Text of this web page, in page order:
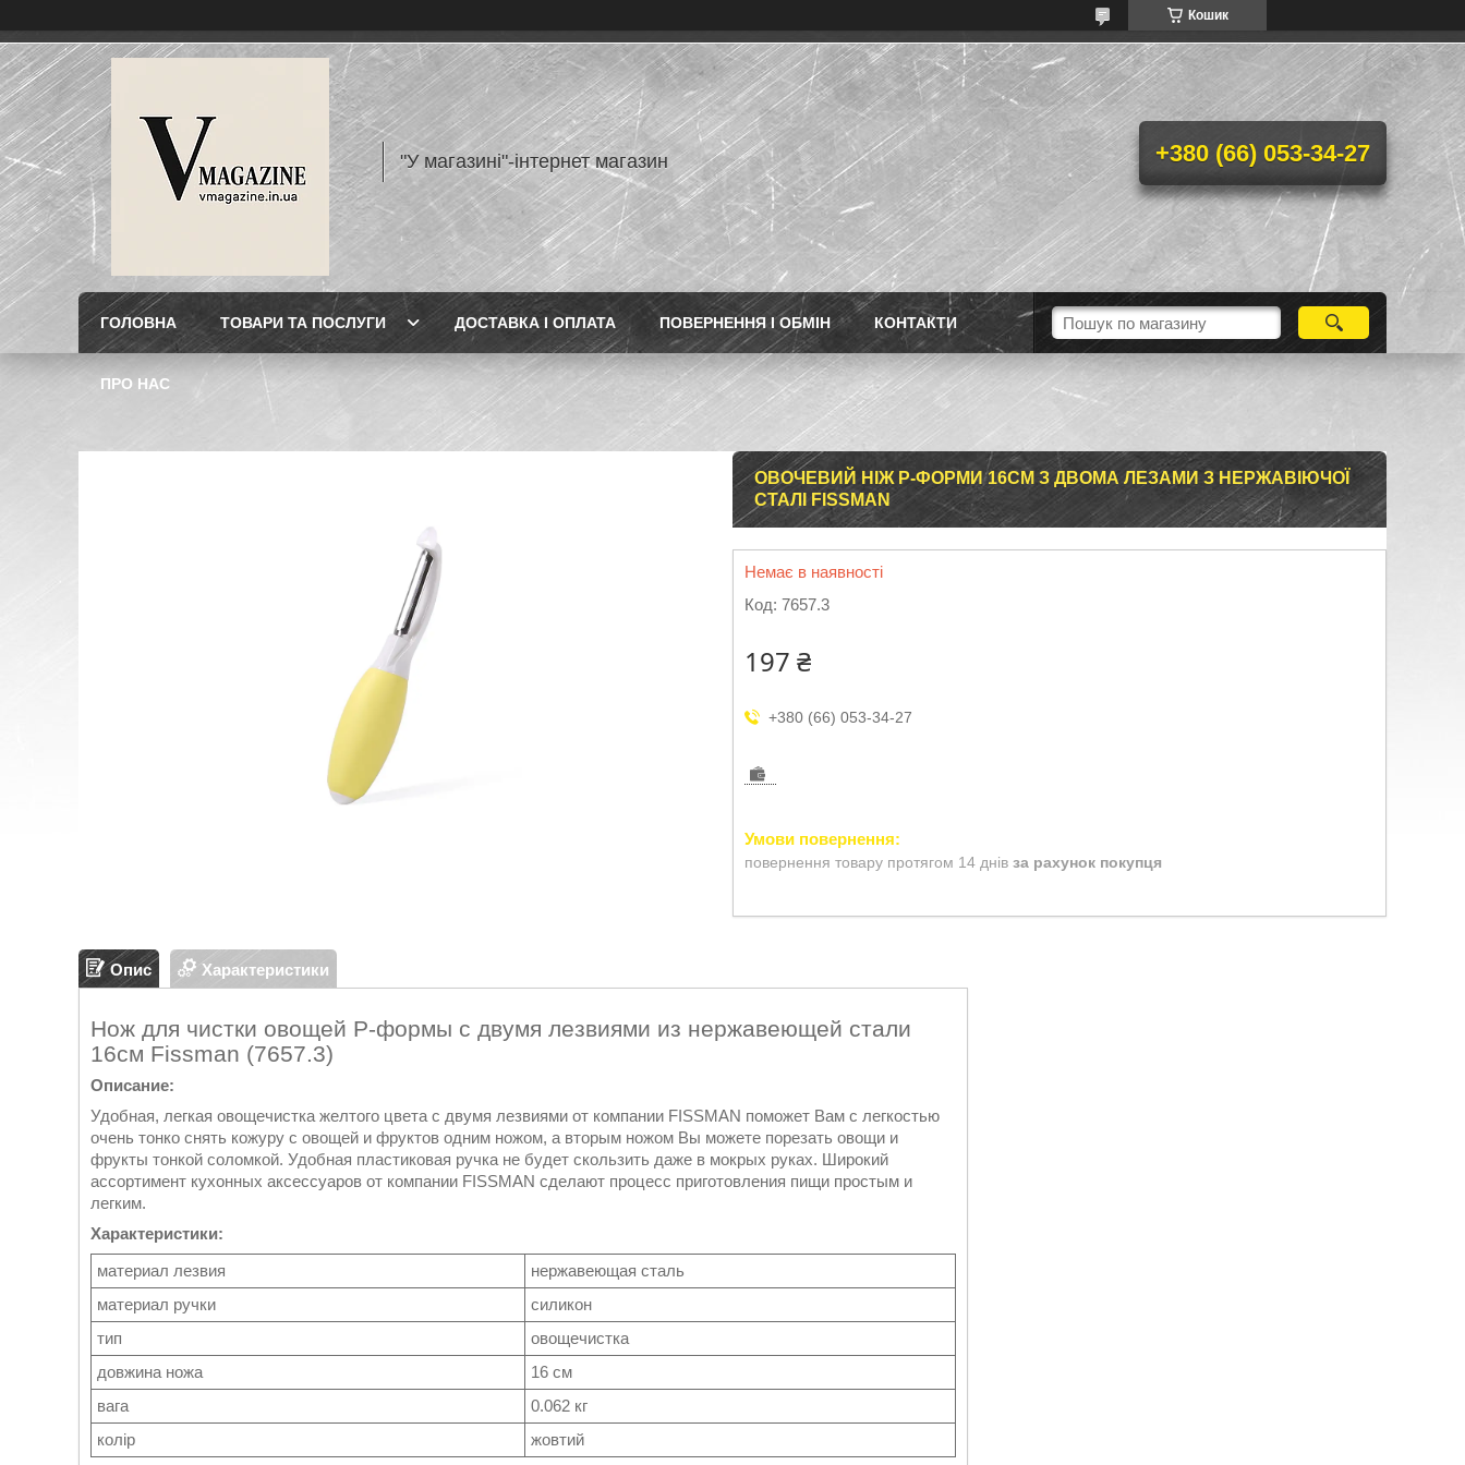
Кошик
"У магазині"-інтернет магазин +380 (66) 053-34-27
ГОЛОВНА ТОВАРИ ТА ПОСЛУГИ ДОСТАВКА І ОПЛАТА ПОВЕРНЕННЯ І ОБМІН КОНТАКТИ
ПРО НАС
ОВОЧЕВИЙ НІЖ Р-ФОРМИ 16СМ З ДВОМА ЛЕЗАМИ З НЕРЖАВІЮЧОЇ
СТАЛІ FISSMAN
Немає в наявності
Код: 7657.3
197 ₴
+380 (66) 053-34-27
повернення товару протягом 14 днів за рахунок покупця
Опис Характеристики
Нож для чистки овощей Р-формы с двумя лезвиями из нержавеющей стали
16см Fissman (7657.3)
Описание:
Удобная, легкая овощечистка желтого цвета с двумя лезвиями от компании FISSMAN поможет Вам с легкостью
очень тонко снять кожуру с овощей и фруктов одним ножом, а вторым ножом Вы можете порезать овощи и
фрукты тонкой соломкой. Удобная пластиковая ручка не будет скользить даже в мокрых руках. Широкий
ассортимент кухонных аксессуаров от компании FISSMAN сделают процесс приготовления пищи простым и
легким.
Характеристики:
материал лезвия
нержавеющая сталь
материал ручки
силикон
тип
овощечистка
довжина ножа
16 см
вага
0.062 кг
колір
жовтий